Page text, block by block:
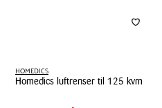
HOMEDICS
Homedics luftrenser til 125 kvm
Pris
Pris
1.199,00 kr.